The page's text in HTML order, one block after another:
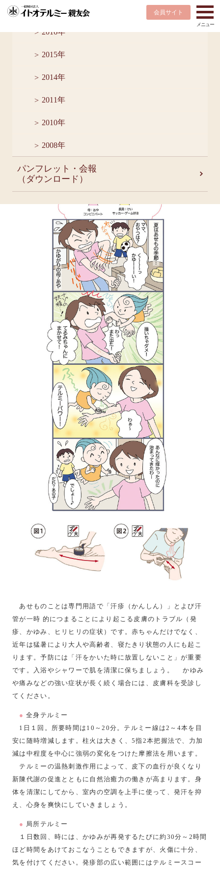
会員サイト
2017年
2016年
2015年
2014年
2011年
2010年
2008年
パンフレット・会報
（ダウンロード）
最新情報
あせものことは専門用語で「汗疹（かんしん）」とよび汗
管が一時 的につまることにより起こる皮膚のトラブル（発
疹、かゆみ、ヒリヒリの症状）です。赤ちゃんだけでなく、
近年は猛暑により大人や高齢者、寝たきり状態の人にも起こ
ります。予防には「汗をかいた時に放置しないこと」が重要
です。入浴やシャワーで肌を清潔に保ちましょう。 かゆみ
や痛みなどの強い症状が長く続く場合には、皮膚科を受診し
てください。
● 全身テルミー
1日１回。所要時間は10～20分。テルミー線は2～4本を目
安に随時増減します。柱火は大きく、5指2本把握法で、力加
減は中程度を中心に強弱の変化をつけた摩擦法を用います。
テルミーの温熱刺激作用によって、皮下の血行が良くなり
新陳代謝の促進とともに自然治癒力の働きが高まります。身
体を清潔にしてから、室内の空調を上手に使って、発汗を抑
え、心身を爽快にしていきましょう。
● 局所テルミー
１日数回、時には、かゆみが再発するたびに約30分～2時間
ほど時間をあけておこなうこともできますが、火傷に十分、
気を付けてください。発疹部の広い範囲にはテルミースコー